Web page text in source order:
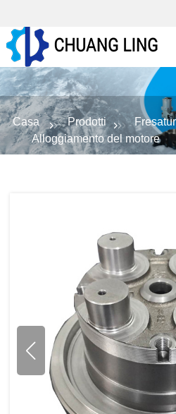
Casa Prodotti
Alloggiamento del motore